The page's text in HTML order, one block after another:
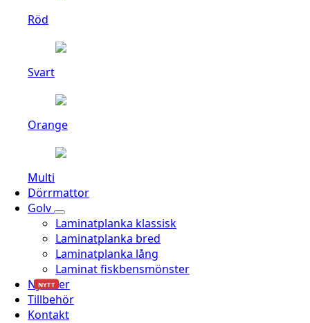
Röd
Svart
Orange
Multi
Dörrmattor
Golv
Laminatplanka klassisk
Laminatplanka bred
Laminatplanka lång
Laminat fiskbensmönster
Nyheter
NYTT
Tillbehör
Kontakt